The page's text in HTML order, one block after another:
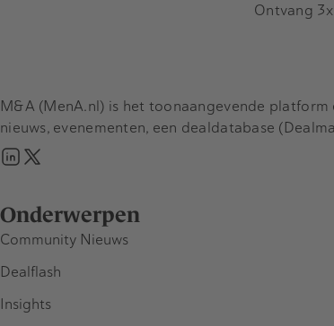
Ontvang
Onderwerpen
Community Nieuws
Dealflash
Insights
M&A (MenA.nl) is het toonaangevende
nieuws, evenementen, een dealdatabase